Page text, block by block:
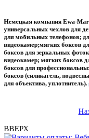
Немецкая компания Ewa-
универсальных чехлов для
для мобильных телефонов;
видеокамер;мягких боксов
боксов для зеркальных
видеокамер; мягких боксов
боксов для
боксов (силикагель,
для объектива, уплотнитель).
ВВЕРХ